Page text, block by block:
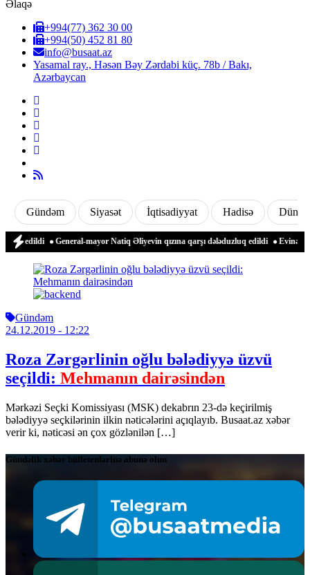
Əlaqə
+994(77) 362 30 00
+994(50) 452 81 80
info@busaat.az
Yasamal ray., Həsən Bəy Zərdabi küç. 78b / Bakı,
Azərbaycan
Gündəm Siyasət İqtisadiyyat Hadisə Dünya
edildi General-mayor Natiq Əliyevin qızına qarşı dələduzluq edildi Evinə
Gündəm
24.12.2019 - 12:22
Roza Zərgərlinin oğlu bələdiyyə üzvü
seçildi: Mehmanın dairəsindən
Mərkəzi Seçki Komissiyası (MSK) dekabrın 23-də keçirilmiş
bələdiyyə seçkilərinin ilkin nəticələrini açıqlayıb. Busaat.az xəbər
verir ki, nəticəsi ən çox gözlənilən […]
Gündəlik xəbər bülletenlərinə abunə olun